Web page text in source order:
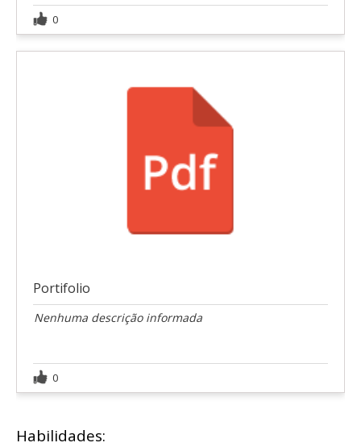
0
Portifolio
Nenhuma descrição informada
0
Habilidades: